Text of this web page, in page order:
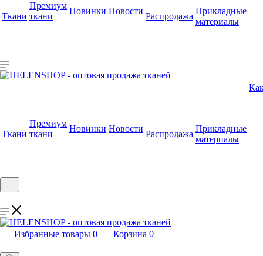
Ткани
Премиум
ткани
Новинки Новости
Распродажа
Прикладные
материалы
Ткани
Премиум
ткани
Новинки Новости
Распродажа
Прикладные
материалы
Избранные товары 0 Корзина 0